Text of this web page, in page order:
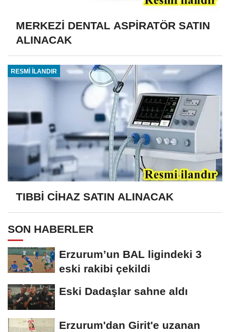
MERKEZİ DENTAL ASPİRATÖR SATIN
ALINACAK
RESMİ İLANDIR
TIBBİ CİHAZ SATIN ALINACAK
SON HABERLER
Erzurum’un BAL ligindeki 3
eski rakibi çekildi
Eski Dadaşlar sahne aldı
Erzurum'dan Girit'e uzanan